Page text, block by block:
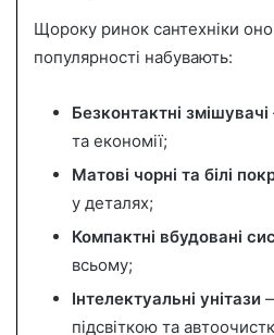
Щороку ринок сантехніки
популярності набувають:
Безконтактні змішувачі
та економії;
Матові чорні та білі
у деталях;
Компактні вбудовані
всьому;
Інтелектуальні унітази
підсвіткою та